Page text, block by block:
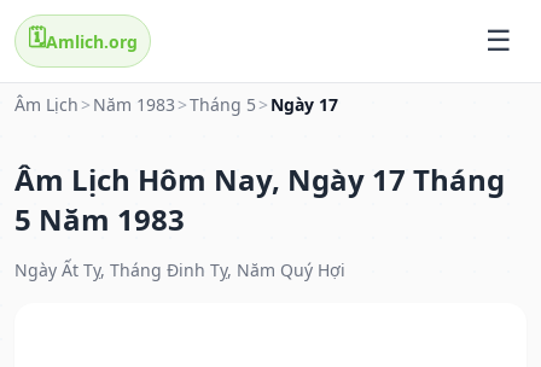
🗓️Amlich.org
Âm Lịch > Năm 1983 >Tháng 5 > Ngày 17
Âm Lịch Hôm Nay, Ngày 17 Tháng
5 Năm 1983
Ngày Ất Tỵ, Tháng Đinh Tỵ, Năm Quý Hợi